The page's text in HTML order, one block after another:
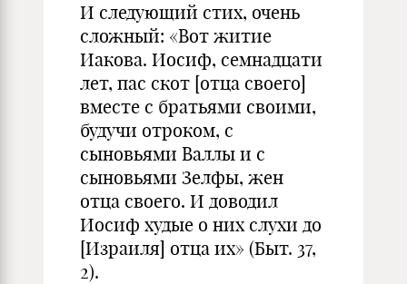
И следующий стих, очень
сложный: «Вот житие
Иакова. Иосиф, семнадцати
лет, пас скот [отца своего]
вместе с братьями своими,
будучи отроком, с
сыновьями Валлы и с
сыновьями Зелфы, жен
отца своего. И доводил
Иосиф худые о них слухи до
[Израиля] отца их» (Быт. 37,
2).